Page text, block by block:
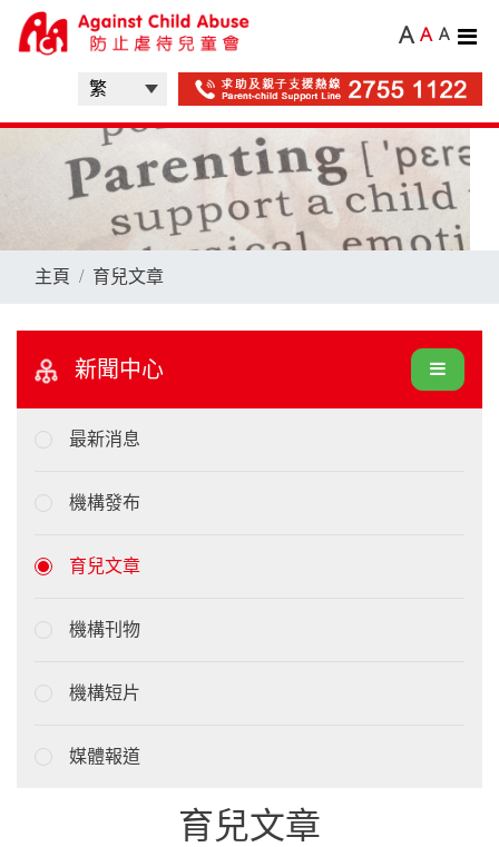
A A A
主頁 育兒文章
新聞中心
最新消息
機構發布
育兒文章
機構刊物
機構短片
媒體報道
育兒文章